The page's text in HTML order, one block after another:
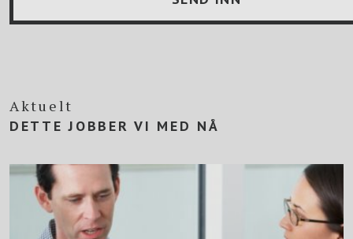
Aktuelt
DETTE JOBBER VI MED NÅ